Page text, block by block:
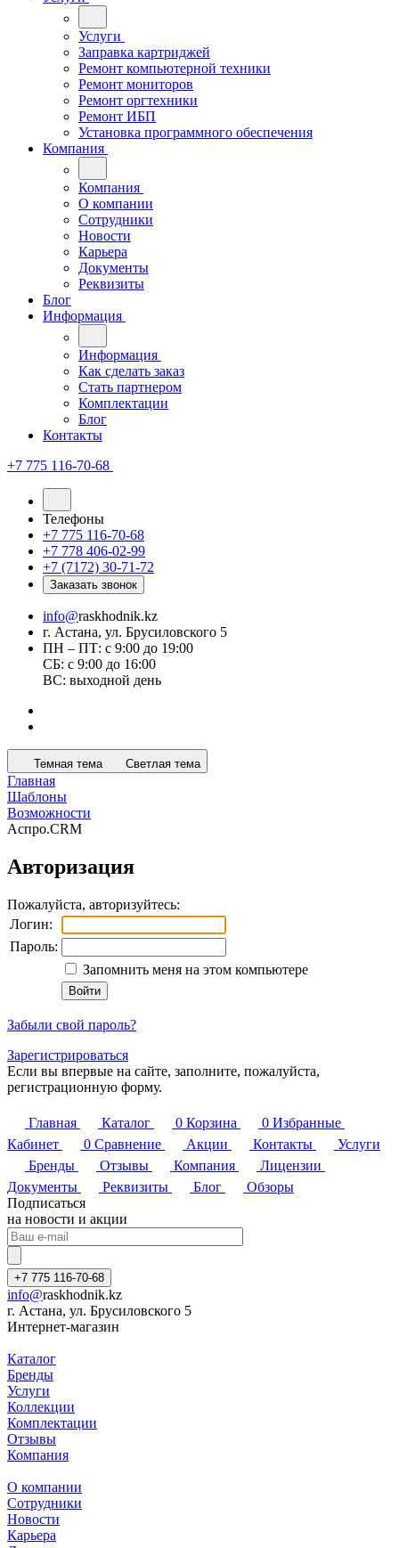
Услуги
Заправка картриджей
Ремонт компьютерной техники
Ремонт мониторов
Ремонт оргтехники
Ремонт ИБП
Установка программного обеспечения
Компания
Компания
О компании
Сотрудники
Новости
Карьера
Документы
Реквизиты
Блог
Информация
Информация
Как сделать заказ
Стать партнером
Комплектации
Блог
Контакты
+7 775 116-70-68
Телефоны
+7 775 116-70-68
+7 778 406-02-99
+7 (7172) 30-71-72
Заказать звонок
info@raskhodnik.kz
г. Астана, ул. Брусиловского 5
ПН – ПТ: с 9:00 до 19:00
СБ: с 9:00 до 16:00
ВС: выходной день
Темная тема Светлая тема
Главная
Шаблоны
Возможности
Аспро.CRM
Авторизация
Пожалуйста, авторизуйтесь:
Логин:
Пароль:
Запомнить меня на этом компьютере
Забыли свой пароль?
Зарегистрироваться
Если вы впервые на сайте, заполните, пожалуйста,
регистрационную форму.
Главная Каталог 0 Корзина 0 Избранные
Кабинет
0 Сравнение Акции Контакты
Услуги
Бренды
Отзывы Компания
Лицензии
Документы
Реквизиты Блог
Обзоры
Подписаться
на новости и акции
+7 775 116-70-68
info@raskhodnik.kz
г. Астана, ул. Брусиловского 5
Интернет-магазин
Каталог
Бренды
Услуги
Коллекции
Комплектации
Отзывы
Компания
О компании
Сотрудники
Новости
Карьера